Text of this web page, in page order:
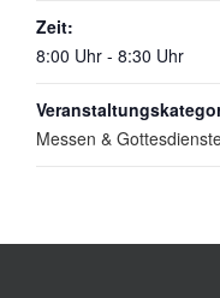
Zeit:
8:00 Uhr - 8:30 Uhr
Messen &